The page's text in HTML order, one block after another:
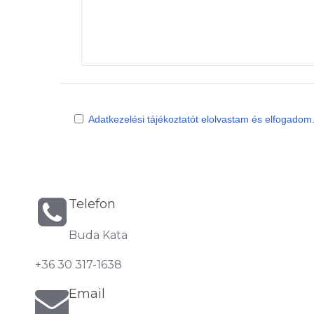
Adatkezelési tájékoztatót elolvastam és elfogadom.
Telefon
Buda Kata
+36 30 317-1638
Email